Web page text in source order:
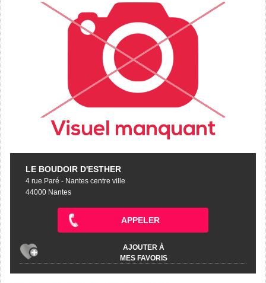
LE BOUDOIR D'ESTHER
4 rue Paré - Nantes centre ville
44000 Nantes
APPELER
AJOUTER À
MES FAVORIS